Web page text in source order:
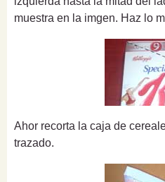
muestra en la imgen. Haz lo
Ahor recorta la caja de
trazado.